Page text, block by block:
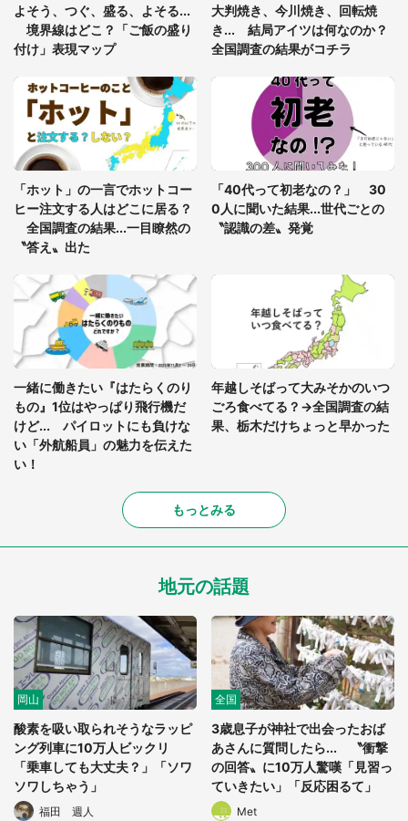
選択する
で、なんと読む？
「カーナビの案内には従わないで」 島根の珍標識
に注目...なぜこんな記載を？設置主に聞いた
南国？いいえ、山陰です。 楽園感すごすぎる〝島
根の海〟に6万人感嘆「なんちゅー透明度」「モル
ディブかと」
よそう、つぐ、盛る、よそる...
境界線はどこ？「ご飯の盛り
付け」表現マップ
大判焼き、今川焼き、回転焼
き... 結局アイツは何なのか？
全国調査の結果がコチラ
「ホット」の一言でホットコー
ヒー注文する人はどこに居る？
全国調査の結果...一目瞭然の
〝答え〟出た
「40代って初老なの？」 30
0人に聞いた結果...世代ごとの
〝認識の差〟発覚
一緒に働きたい『はたらくのり
もの』1位はやっぱり飛行機だ
けど... パイロットにも負けな
い「外航船員」の魅力を伝えた
い！
年越しそばって大みそかのいつ
ごろ食べてる？→全国調査の結
果、栃木だけちょっと早かった
もっとみる
地元の話題
岡山
酸素を吸い取られそうなラッピ
ング列車に10万人ビックリ
「乗車しても大丈夫？」「ソワ
ソワしちゃう」
福田 週人
全国
3歳息子が神社で出会ったおば
あさんに質問したら... 〝衝撃
の回答〟に10万人驚嘆「見習っ
ていきたい」「反応困るて」
Met